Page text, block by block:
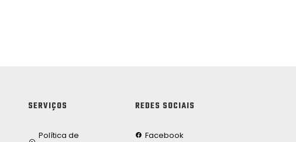
SERVIÇOS
Política de
REDES SOCIAIS
Facebook